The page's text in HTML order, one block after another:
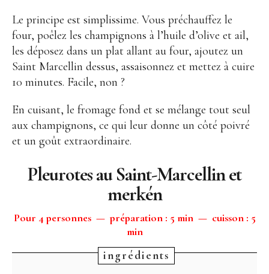
Le principe est simplissime. Vous préchauffez le
four, poêlez les champignons à l’huile d’olive et ail,
les déposez dans un plat allant au four, ajoutez un
Saint Marcellin dessus, assaisonnez et mettez à cuire
10 minutes. Facile, non ?
En cuisant, le fromage fond et se mélange tout seul
aux champignons, ce qui leur donne un côté poivré
et un goût extraordinaire.
Pleurotes au Saint-Marcellin et
merkén
Pour 4 personnes — préparation : 5 min — cuisson : 5
min